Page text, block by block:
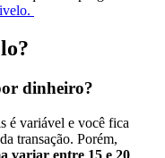
dinheiro?
é variável e você fica
transação. Porém,
variar entre 15 e 20